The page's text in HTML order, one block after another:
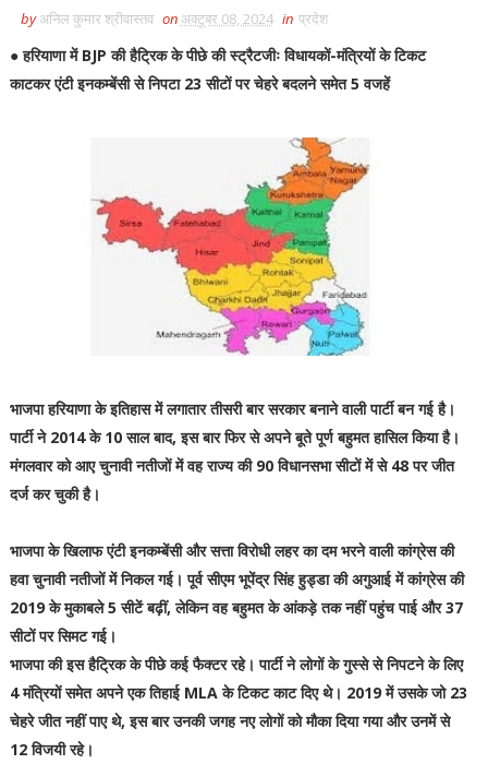
byअनिल कुमार श्रीवास्तव onअक्टूबर 08, 2024 in प्रदेश
● हरियाणा में BJP की हैट्रिक के पीछे की स्ट्रैटजीः विधायकों-मंत्रियों के टिकट
काटकर एंटी इनकम्बेंसी से निपटा 23 सीटों पर चेहरे बदलने समेत 5 वजहें
भाजपा हरियाणा के इतिहास में लगातार तीसरी बार सरकार बनाने वाली पार्टी बन गई है।
पार्टी ने 2014 के 10 साल बाद, इस बार फिर से अपने बूते पूर्ण बहुमत हासिल किया है।
मंगलवार को आए चुनावी नतीजों में वह राज्य की 90 विधानसभा सीटों में से 48 पर जीत
दर्ज कर चुकी है।
भाजपा के खिलाफ एंटी इनकम्बेंसी और सत्ता विरोधी लहर का दम भरने वाली कांग्रेस की
हवा चुनावी नतीजों में निकल गई। पूर्व सीएम भूपेंद्र सिंह हुड्डा की अगुआई में कांग्रेस की
2019 के मुकाबले 5 सीटें बढ़ीं, लेकिन वह बहुमत के आंकड़े तक नहीं पहुंच पाई और 37
सीटों पर सिमट गई।
भाजपा की इस हैट्रिक के पीछे कई फैक्टर रहे। पार्टी ने लोगों के गुस्से से निपटने के लिए
4 मंत्रियों समेत अपने एक तिहाई MLA के टिकट काट दिए थे। 2019 में उसके जो 23
चेहरे जीत नहीं पाए थे, इस बार उनकी जगह नए लोगों को मौका दिया गया और उनमें से
12 विजयी रहे।